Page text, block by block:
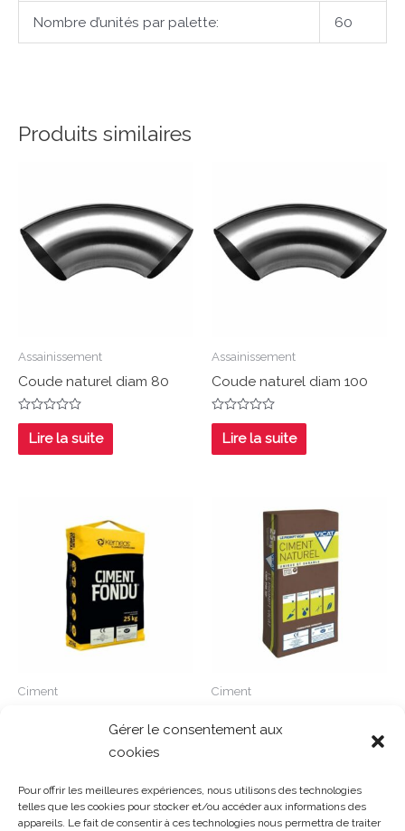
Gérer le consentement aux
cookies
Pour offrir les meilleures expériences, nous utilisons des technologies
telles que les cookies pour stocker et/ou accéder aux informations des
appareils. Le fait de consentir à ces technologies nous permettra de traiter
Nombre d’unités par palette: 60
Produits similaires
Assainissement
Coude naturel diam 80
Note
sur
5
Lire la suite
Assainissement
Coude naturel diam 100
Note
sur
5
Lire la suite
Ciment
5
Ciment
5